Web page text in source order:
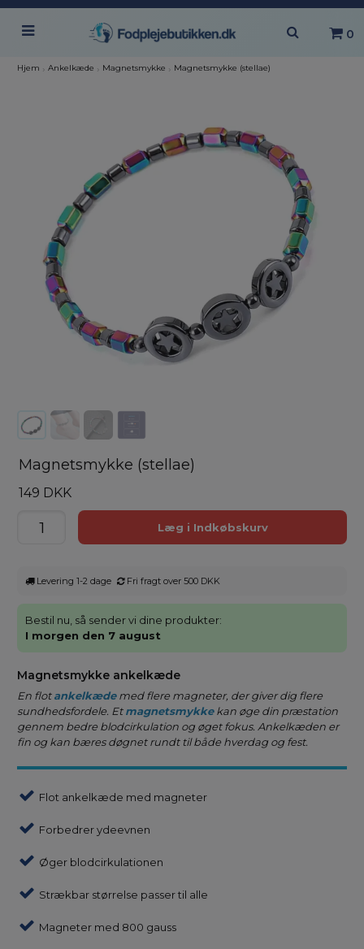
0
Hjem › Ankelkæde › Magnetsmykke › Magnetsmykke (stellae)
Magnetsmykke (stellae)
149 DKK
Levering 1-2 dage Fri fragt over 500 DKK
Bestil nu, så sender vi dine produkter:
I morgen den 7 august
Magnetsmykke ankelkæde
En flotankelkædemed flere magneter, der giver dig flere
sundhedsfordele. Etmagnetsmykkekan øge din præstation
gennem bedre blodcirkulation og øget fokus. Ankelkæden er
fin og kan bæres døgnet rundt til både hverdag og fest.
Flot ankelkæde med magneter
Forbedrer ydeevnen
Øger blodcirkulationen
Strækbar størrelse passer til alle
Magneter med 800 gauss